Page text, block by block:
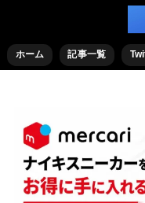
ホーム 記事一覧